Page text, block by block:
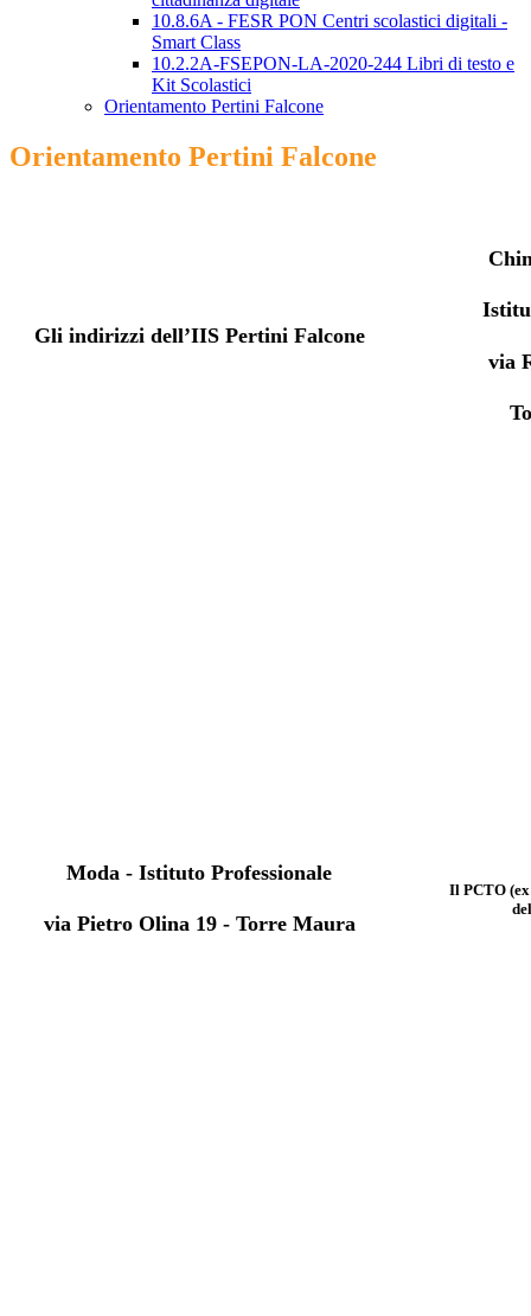
10.8.6A - FESR PON Centri scolastici digitali -
Smart Class
10.2.2A-FSEPON-LA-2020-244 Libri di testo e
Kit Scolastici
Orientamento Pertini Falcone
Orientamento Pertini Falcone
Gli indirizzi dell’IIS Pertini Falcone
via
Moda - Istituto Professionale
via Pietro Olina 19 - Torre Maura
Il PCTO